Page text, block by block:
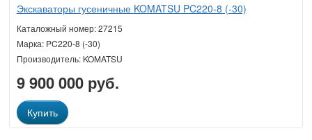
Экскаваторы гусеничные KOMATSU PC220-8 (-30)
Каталожный номер: 27215
Марка: PC220-8 (-30)
Производитель: KOMATSU
9 900 000 руб.
Купить